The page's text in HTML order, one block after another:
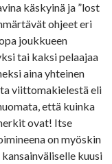
käskyinä ja ”lost
ohjeet eri
joukkueen
tai kaksi pelaajaa
aina yhteinen
viittomakielestä eli
että kuinka
ovat! Itse
on myöskin
kuusi